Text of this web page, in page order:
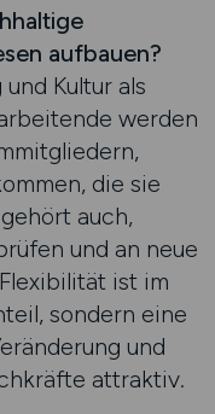
aufbauen?
Kultur als
werden
die sie
auch,
und an neue
ist im
sondern eine
und
attraktiv.